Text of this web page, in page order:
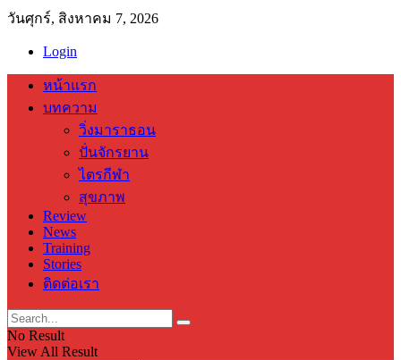
วันศุกร์, สิงหาคม 7, 2026
Login
หน้าแรก
บทความ
วิ่งมาราธอน
ปั่นจักรยาน
ไตรกีฬา
สุขภาพ
Review
News
Training
Stories
ติดต่อเรา
No Result
View All Result